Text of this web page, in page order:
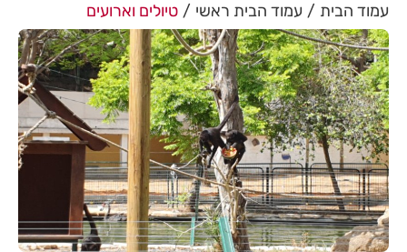
עמוד הבית עמוד הבית ראשי טיולים וארועים